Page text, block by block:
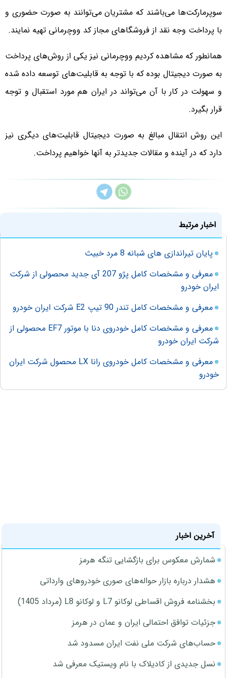
سوپرمارکت‌ها می‌باشند که مشتریان می‌توانند به صورت حضوری و
با پرداخت وجه نقد از فروشگاهای مجاز کد ووچرمانی تهیه نمایند.
همانطور که مشاهده کردیم ووچرمانی نیز یکی‌ از روش‌های پرداخت
به صورت دیجیتال بوده که با توجه به قابلیت‌های توسعه داده شده
و سهولت در کار با آن می‌تواند در ایران هم مورد استقبال و توجه
قرار بگیرد.
این روش انتقال مبالغ به صورت دیجیتال قابلیت‌های دیگری نیز
دارد که در آینده و مقالات جدیدتر به آنها خواهیم پرداخت.
اخبار مرتبط
پایان تیراندازی های شبانه 8 مرد خبیث
معرفی و مشخصات کامل پژو 207 آی جدید محصولی از شرکت
ایران خودرو
معرفی و مشخصات کامل تندر 90 تیپ E2 شرکت ایران خودرو
معرفی و مشخصات کامل خودروی دنا با موتور EF7 محصولی از
شرکت ایران خودرو
معرفی و مشخصات کامل خودروی رانا LX محصول شرکت ایران
خودرو
آخرین اخبار
شمارش معکوس برای بازگشایی تنگه هرمز
هشدار درباره بازار حواله‌های صوری خودروهای وارداتی
بخشنامه فروش اقساطی لوکانو L7 و لوکانو L8 (مرداد 1405)
جزئیات توافق احتمالی ایران و عمان در هرمز
حساب‌های شرکت ملی نفت ایران مسدود شد
نسل جدیدی از کادیلاک با نام ویستیک معرفی شد